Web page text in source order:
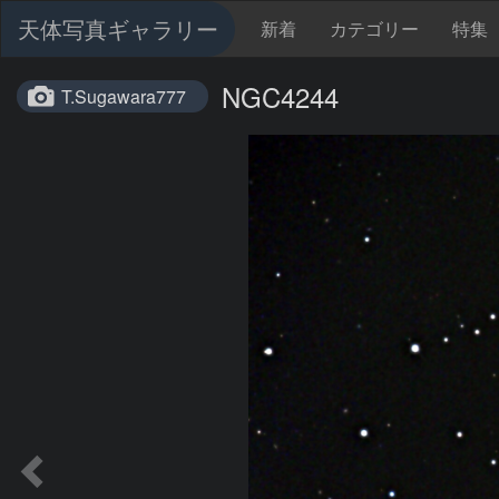
天体写真ギャラリー 新着 カテゴリー 特集
T.Sugawara777 NGC4244